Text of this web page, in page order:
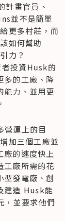
畫官員、
並不是簡單
更多村莊，而
如何幫助
力？
投資Husk的
多的工廠、降
能力、並用更
運上的目
加三個工廠並
廠的速度快上
工廠所需的花
型發電廠、創
建造 Husk能
，並要求他們